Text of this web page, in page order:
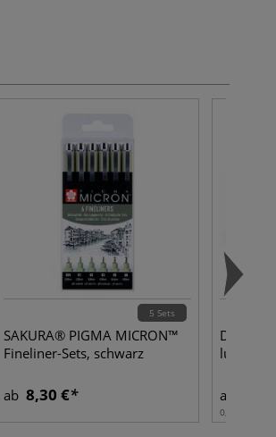
5 Sets
SAKURA® PIGMA MICRON™
Fineliner-Sets, schwarz
ab 8,30 €
DAS®
ab
0,50 kg | 1